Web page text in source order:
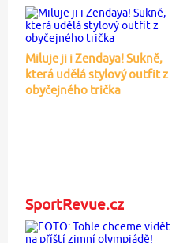
Miluje ji i Zendaya! Sukně,
která udělá stylový outfit z
obyčejného trička
SportRevue.cz